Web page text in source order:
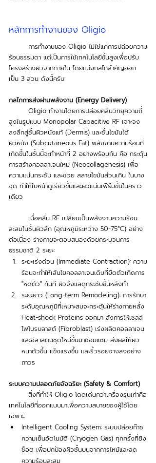
หลักการทำงานของ Oligio
การทำงานของ Oligio ไม่ใช่แค่การปล่อยความ
ร้อนธรรมดา แต่เป็นการใช้เทคโนโลยีขั้นสูงเพื่อปรับ
โครงสร้างผิวจากภายใน โดยแบ่งกลไกสำคัญออก
เป็น 3 ส่วน ดังนี้ครับ:
กลไกการส่งผ่านพลังงาน (Energy Delivery)
Oligio ทำงานโดยการปล่อยคลื่นวิทยุความถี่
สูงในรูปแบบ Monopolar Capacitive RF เจาะจง
ลงลึกสู่ชั้นผิวหนังแท้ (Dermis) และชั้นไขมันใต้
ผิวหนัง (Subcutaneous Fat) พลังงานความร้อนที่
เกิดขึ้นในชั้นนี้จะทำหน้าที่ 2 อย่างพร้อมกัน คือ กระตุ้น
การสร้างคอลลาเจนใหม่ (Neocollagenesis) เพื่อ
ความแน่นกระชับ และช่วย สลายไขมันส่วนเกิน ในบาง
จุด ทำให้ใบหน้าดูเรียวขึ้นและผิวแน่นเฟิร์มขึ้นในคราว
เดียว
สะสมในชั้นผิวลึก (อุณหภูมิระหว่าง 50-75°C) อย่าง
ต่อเนื่อง ร่างกายจะตอบสนองด้วยกระบวนการ
ธรรมชาติ 2 ระยะ:
ระยะเร่งด่วน (Immediate Contraction): ความ
ร้อนจะทำให้เส้นใยคอลลาเจนเดิมที่ยืดตัวเกิดการ
"หดตัว" ทันที ผิวจึงแลดูกระชับขึ้นหลังทำ
ระยะยาว (Long-term Remodeling): การรักษา
ระดับอุณหภูมิที่เหมาะสมจะกระตุ้นให้ร่างกายหลั่ง
Heat-shock Proteins ออกมา สั่งการให้เซลล์
ไฟโบรบลาสต์ (Fibroblast) เร่งผลิตคอลลาเจน
และอีลาสตินชุดใหม่ขึ้นมาซ่อมแซม ส่งผลให้ผิว
หนาตัวขึ้น แข็งแรงขึ้น และริ้วรอยจางลงอย่าง
ถาวร
ระบบความปลอดภัยอัจฉริยะ (Safety & Comfort)
สิ่งที่ทำให้ Oligio โดดเด่นกว่าเครื่องรุ่นเก่าคือ
เทคโนโลยีที่ออกแบบมาเพื่อความสบายของผู้ใช้โดย
เฉพาะ:
Intelligent Cooling System: ระบบปล่อยก๊าซ
ความเย็นอัตโนมัติ (Cryogen Gas) ทุกครั้งที่ยิง
ช็อต เพื่อปกป้องผิวชั้นบนจากการไหม้และลด
ความร้อนสะสม